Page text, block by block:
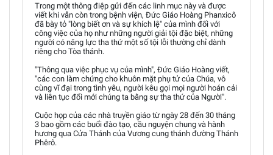
Trong một thông điệp gửi đến các linh mục này và được
viết khi vẫn còn trong bệnh viện, Đức Giáo Hoàng Phanxicô
đã bày tỏ "lòng biết ơn và sự khích lệ" của mình đối với
công việc của họ như những người giải tội đặc biệt, những
người có năng lực tha thứ một số tội lỗi thường chỉ dành
riêng cho Tòa thánh.
"Thông qua việc phục vụ của mình", Đức Giáo Hoàng viết,
"các con làm chứng cho khuôn mặt phụ tử của Chúa, vô
cùng vĩ đại trong tình yêu, người kêu gọi mọi người hoán cải
và liên tục đổi mới chúng ta bằng sự tha thứ của Người".
Cuộc họp của các nhà truyền giáo từ ngày 28 đến 30 tháng
3 bao gồm các buổi đào tạo, cầu nguyện chung và hành
hương qua Cửa Thánh của Vương cung thánh đường Thánh
Phêrô.